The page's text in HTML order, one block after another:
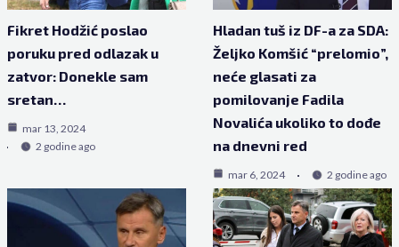
Fikret Hodžić poslao
poruku pred odlazak u
zatvor: Donekle sam
sretan…
mar 13, 2024
2 godine ago
Hladan tuš iz DF-a za SDA:
Željko Komšić “prelomio”,
neće glasati za
pomilovanje Fadila
Novalića ukoliko to dođe
na dnevni red
mar 6, 2024 2 godine ago